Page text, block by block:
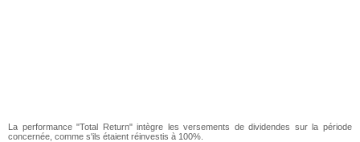
La performance "Total Return" intègre les versements de dividendes sur la période
concernée, comme s'ils étaient réinvestis à 100%.